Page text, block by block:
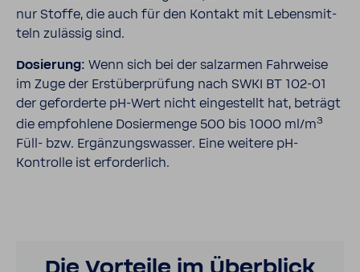
nur Stoffe, die auch für den Kontakt mit Lebens­mit­
teln zulässig sind.
Dosie­rung: Wenn sich bei der salz­armen Fahr­weise
im Zuge der Erst­über­prü­fung nach SWKI BT 102-​01
der gefor­derte pH-​Wert nicht einge­stellt hat, beträgt
die empfoh­lene Dosier­menge 500 bis 1000 ml/m3
Füll- bzw. Ergän­zungs­wasser. Eine weitere pH-​
Kontrolle ist erfor­der­lich.